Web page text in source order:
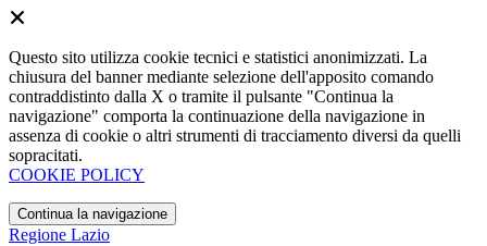
Questo sito utilizza cookie tecnici e statistici anonimizzati. La
chiusura del banner mediante selezione dell'apposito comando
contraddistinto dalla X o tramite il pulsante "Continua la
navigazione" comporta la continuazione della navigazione in
assenza di cookie o altri strumenti di tracciamento diversi da quelli
sopracitati.
COOKIE POLICY
Continua la navigazione
Regione Lazio